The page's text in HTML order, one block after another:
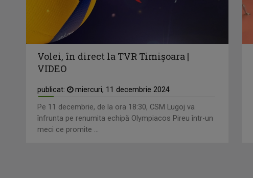
Volei, în direct la TVR Timișoara |
VIDEO
publicat:
miercuri, 11 decembrie 2024
Pe 11 decembrie, de la ora 18:30, CSM Lugoj va
înfrunta pe renumita echipă Olympiacos Pireu într-un
meci ce promite ...